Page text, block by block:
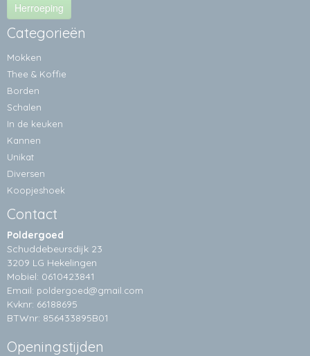
Herroeping
Categorieën
Mokken
Thee & Koffie
Borden
Schalen
In de keuken
Kannen
Unikat
Diversen
Koopjeshoek
Contact
Poldergoed
Schuddebeursdijk 23
3209 LG Hekelingen
Mobiel: 0610423841
Email: poldergoed@gmail.com
Kvknr: 66188695
BTWnr: 856433895B01
Openingstijden